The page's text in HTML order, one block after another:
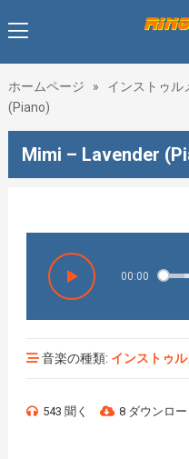
ホームページ » インストゥル
(Piano)
Mimi – Lavender
00:00
音楽の種類: インストゥ
543 聞く 8 ダウンロ